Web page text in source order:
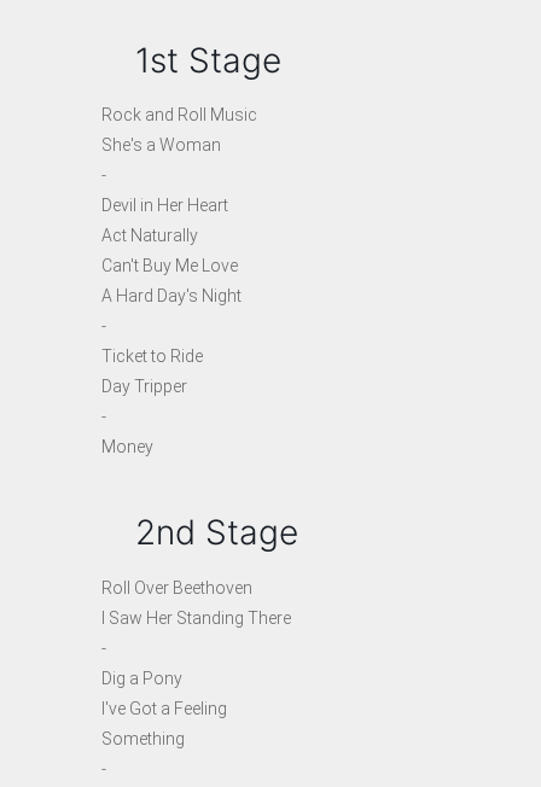
1st Stage
Rock and Roll Music
She's a Woman
-
Devil in Her Heart
Act Naturally
Can't Buy Me Love
A Hard Day's Night
-
Ticket to Ride
Day Tripper
-
Money
2nd Stage
Roll Over Beethoven
I Saw Her Standing There
-
Dig a Pony
I've Got a Feeling
Something
-